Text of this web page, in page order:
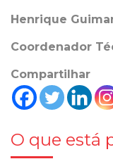
Henrique
Coordenador
Compartilhar
O que está